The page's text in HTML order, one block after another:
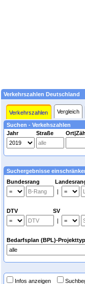
Verkehrszahlen Deutschland
Verkehrszahlen Vergleich
Suchen - Verkehszahlen
Jahr
Straße
Suchergebnisse
Bundesrang
|
DTV SV
|
Bedarfsplan (BPL)-Projekttyp
Infos anzeigen